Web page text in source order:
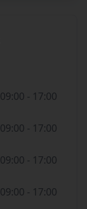
09:00 - 17:00
09:00 - 17:00
09:00 - 17:00
09:00 - 17:00